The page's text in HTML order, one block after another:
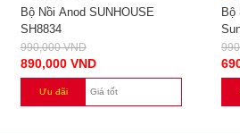
Bộ Nồi Anod SUNHOUSE
SH8834
990,000VND
890,000 VND
Ưu đãi Giá tốt
Bộ